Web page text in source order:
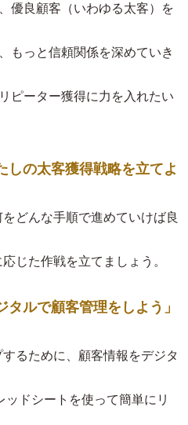
優良顧客（いわゆる太客）を
もっと信頼関係を深めていき
ピーター獲得に力を入れたい
しの太客獲得戦略を立てよ
どんな手順で進めていけば良
じた作戦を立てましょう。
ルで顧客管理をしよう」
るために、顧客情報をデジタ
ドシートを使って簡単にリ